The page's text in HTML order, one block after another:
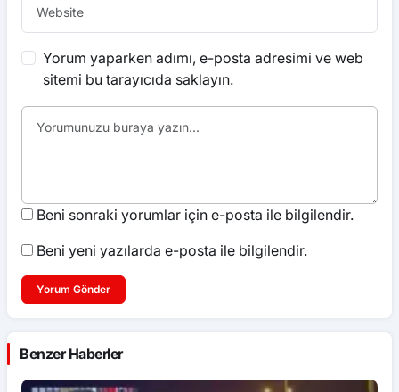
Yorum yaparken adımı, e-posta adresimi ve web
sitemi bu tarayıcıda saklayın.
Beni sonraki yorumlar için e-posta ile bilgilendir.
Beni yeni yazılarda e-posta ile bilgilendir.
Yorum Gönder
Benzer Haberler